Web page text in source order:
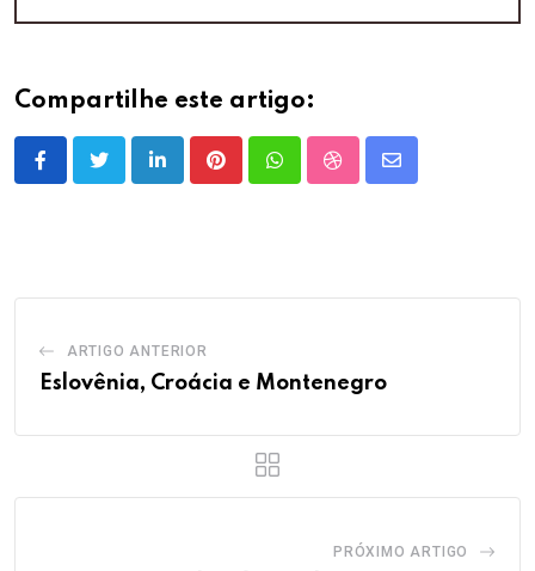
Compartilhe este artigo:
LinkedInPinterestWhatsappStumbleUpon
Share
ARTIGO ANTERIOR
Eslovênia, Croácia e Montenegro
PRÓXIMO ARTIGO